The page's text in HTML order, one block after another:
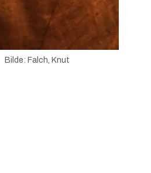
Bilde: Falch, Knut